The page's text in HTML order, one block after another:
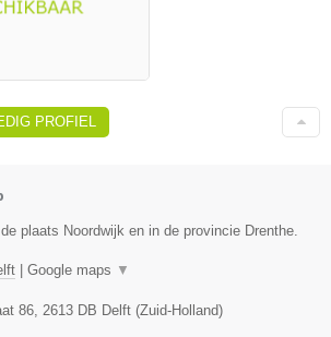
PROFIEL
plaats Noordwijk en in de provincie Drenthe.
Google maps ▼
86 2613 DB Delft (Zuid-Holland)